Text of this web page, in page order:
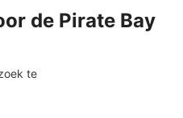
de Pirate Bay
te